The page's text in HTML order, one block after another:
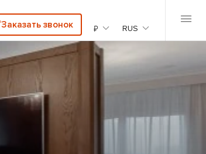
Заказать звонок ₽ RUS